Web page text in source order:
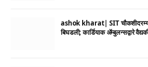
ashok kharat| SIT
बिघडली; कार्डियाक ॲम्बुलन्सद्वारे